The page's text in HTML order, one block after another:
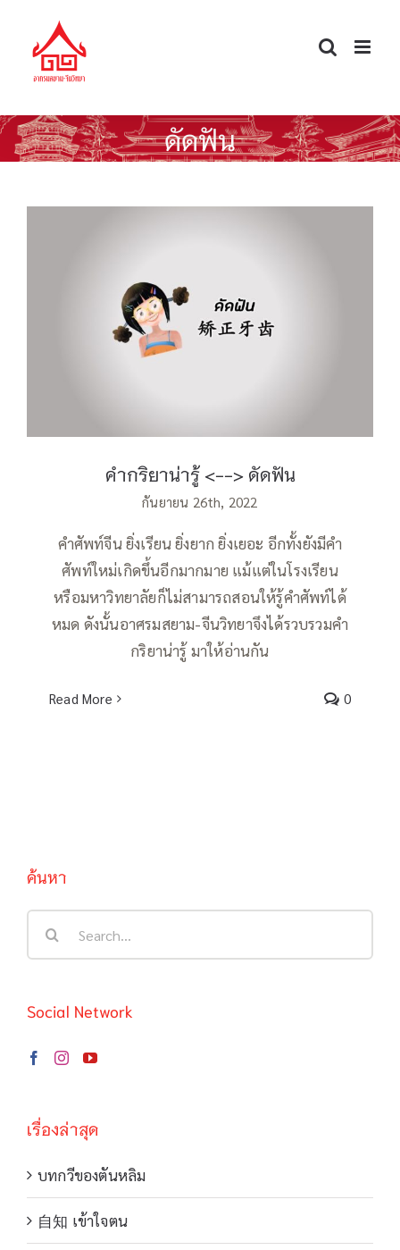
content
ดัดฟัน
คำกริยาน่ารู้ ดัดฟัน
คำกริยาน่ารู้ <--> ดัดฟัน
กันยายน 26th, 2022
คำศัพท์จีน ยิ่งเรียน ยิ่งยาก ยิ่งเยอะ อีกทั้งยังมีคำ
ศัพท์ใหม่เกิดขึ้นอีกมากมาย แม้แต่ในโรงเรียน
หรือมหาวิทยาลัยก็ไม่สามารถสอนให้รู้คำศัพท์ได้
หมด ดังนั้นอาศรมสยาม-จีนวิทยาจึงได้รวบรวมคำ
กริยาน่ารู้ มาให้อ่านกัน
Read More 0
ค้นหา
Social Network
เรื่องล่าสุด
บทกวีของตันหลิม
自知 เข้าใจตน